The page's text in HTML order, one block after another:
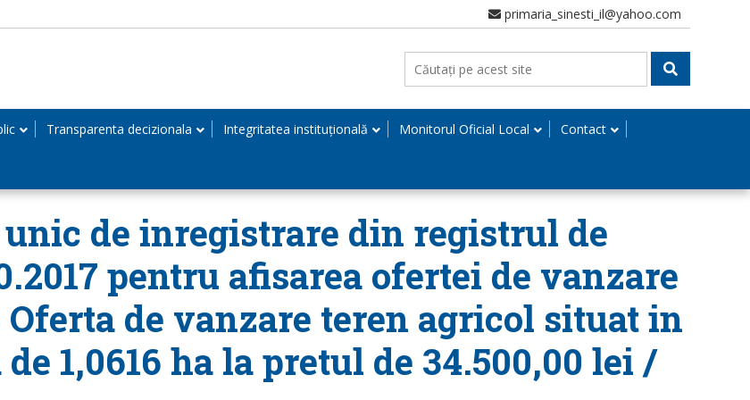
primaria_sinesti_il@yahoo.com
Transparenta decizionala Integritatea instituțională Monitorul Oficial Local Contact
unic de inregistrare din registrul de
pentru afisarea ofertei de vanzare
de vanzare teren agricol situat in
1,0616 ha la pretul de 34.500,00 lei /